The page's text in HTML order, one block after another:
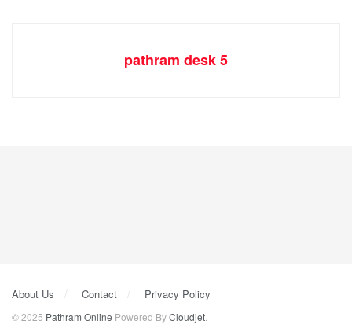
pathram desk 5
About Us Contact Privacy Policy
© 2025 Pathram Online Powered ByCloudjet